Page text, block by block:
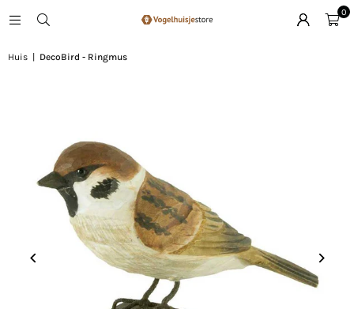
0
Huis DecoBird - Ringmus